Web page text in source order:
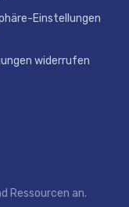
Einstellungen
widerrufen
Ressourcen an.